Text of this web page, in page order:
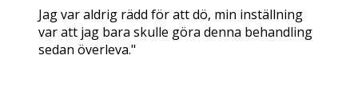
Jag var aldrig rädd för att dö, min inställning
var att jag bara skulle göra denna behandling
sedan överleva."